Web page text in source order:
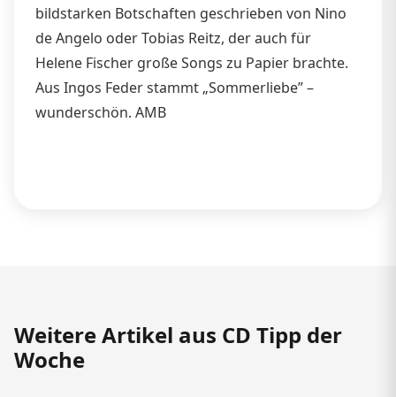
bildstarken Botschaften geschrieben von Nino
de Angelo oder Tobias Reitz, der auch für
Helene Fischer große Songs zu Papier brachte.
Aus Ingos Feder stammt „Sommerliebe” –
wunderschön. AMB
Weitere Artikel aus CD Tipp der
Woche